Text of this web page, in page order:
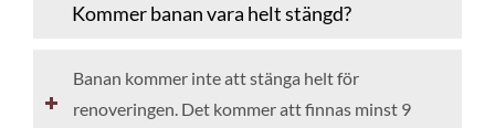
Kommer banan vara helt stängd?
Banan kommer inte att stänga helt för
renoveringen. Det kommer att finnas minst 9